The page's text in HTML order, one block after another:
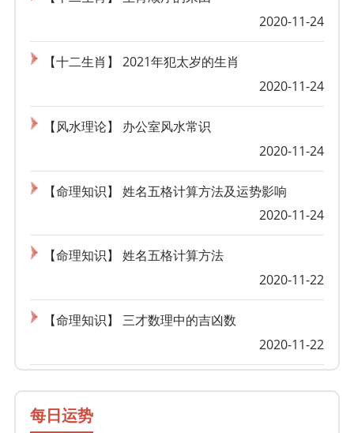
2020-11-24
【十二生肖】 2021年犯太岁的生肖
2020-11-24
【风水理论】 办公室风水常识
2020-11-24
【命理知识】 姓名五格计算方法及运势影响
2020-11-24
【命理知识】 姓名五格计算方法
2020-11-22
【命理知识】 三才数理中的吉凶数
2020-11-22
每日运势